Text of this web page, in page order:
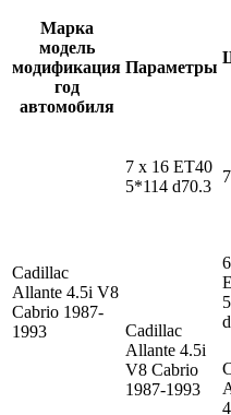
Марка
модель
модификация
год
автомобиля
Параметры
Cadillac
Allante 4.5i V8
Cabrio 1987-
1993
7 x 16 ET40
5*114 d70.3
7
Cadillac
Allante 4.5i
V8 Cabrio
1987-1993